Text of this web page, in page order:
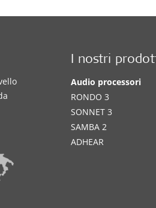
I nostri
Audio processori
RONDO 3
SONNET 3
SAMBA 2
ADHEAR